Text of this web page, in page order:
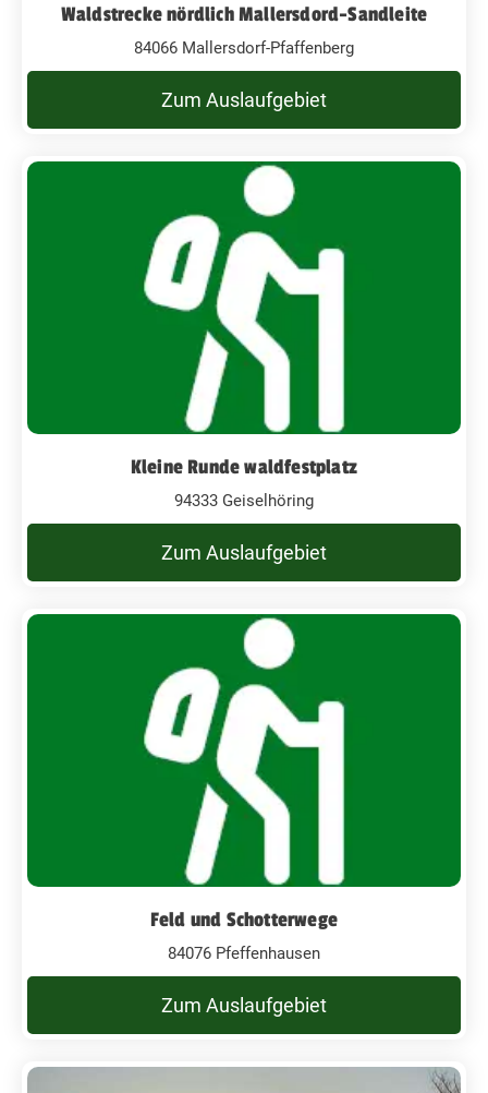
Waldstrecke nördlich Mallersdord-Sandleite
84066 Mallersdorf-Pfaffenberg
Zum Auslaufgebiet
Kleine Runde waldfestplatz
94333 Geiselhöring
Zum Auslaufgebiet
Feld und Schotterwege
84076 Pfeffenhausen
Zum Auslaufgebiet